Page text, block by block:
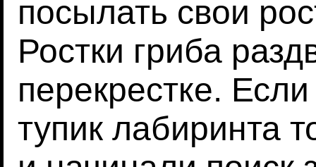
посылать свои
Ростки гриба
перекрестке.
тупик лабиринта